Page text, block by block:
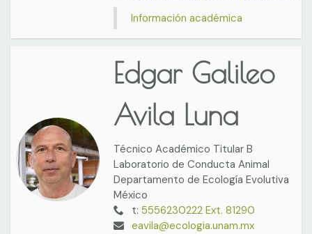
Información académica
Edgar Galileo
Avila Luna
Técnico Académico Titular B
Laboratorio de Conducta Animal
Departamento de Ecología Evolutiva
México
t:5556230222 Ext. 81290
eavila@ecologia.unam.mx